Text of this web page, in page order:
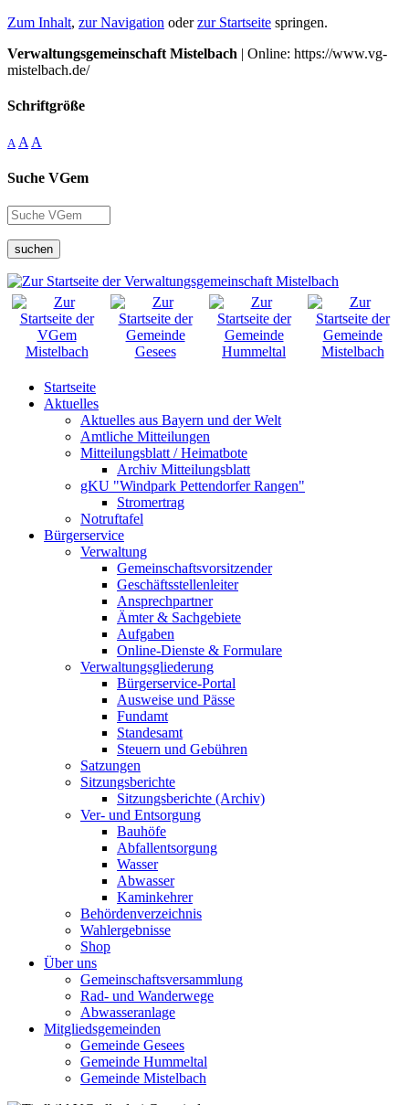
Zum Inhalt, zur Navigation oderzur Startseite springen.
Verwaltungsgemeinschaft Mistelbach | Online: https://www.vg-
mistelbach.de/
Schriftgröße
A A A
Suche VGem
suchen
Startseite
Aktuelles
Aktuelles aus Bayern und der Welt
Amtliche Mitteilungen
Mitteilungsblatt / Heimatbote
Archiv Mitteilungsblatt
gKU "Windpark Pettendorfer Rangen"
Stromertrag
Notruftafel
Bürgerservice
Verwaltung
Gemeinschaftsvorsitzender
Geschäftsstellenleiter
Ansprechpartner
Ämter & Sachgebiete
Aufgaben
Online-Dienste & Formulare
Verwaltungsgliederung
Bürgerservice-Portal
Ausweise und Pässe
Fundamt
Standesamt
Steuern und Gebühren
Satzungen
Sitzungsberichte
Sitzungsberichte (Archiv)
Ver- und Entsorgung
Bauhöfe
Abfallentsorgung
Wasser
Abwasser
Kaminkehrer
Behördenverzeichnis
Wahlergebnisse
Shop
Über uns
Gemeinschaftsversammlung
Rad- und Wanderwege
Abwasseranlage
Mitgliedsgemeinden
Gemeinde Gesees
Gemeinde Hummeltal
Gemeinde Mistelbach